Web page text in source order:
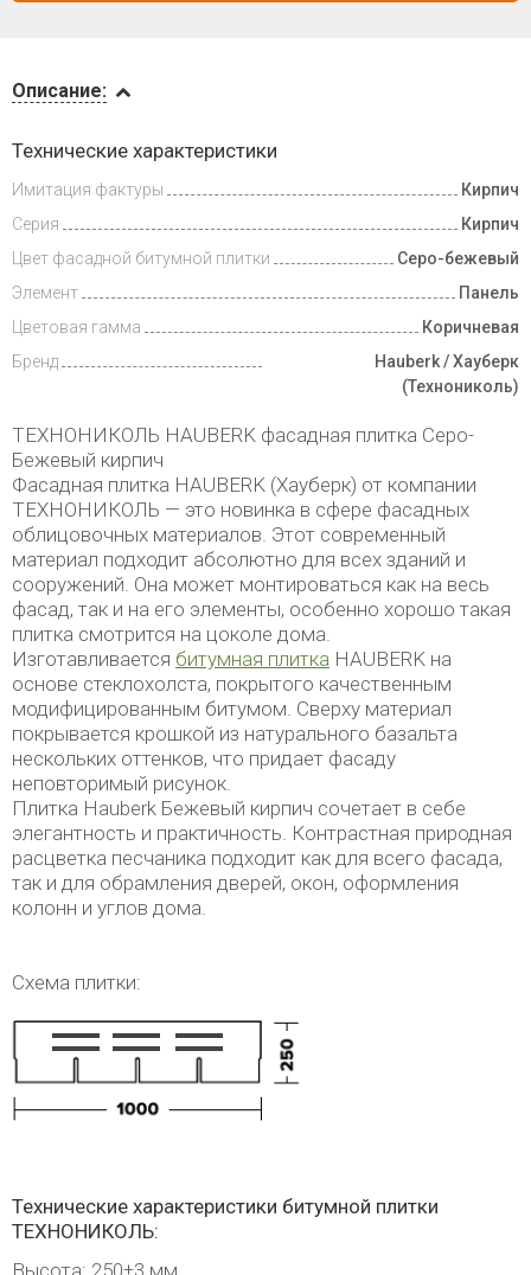
Видеообзоры
Доставка
Описание:
Технические характеристики
Имитация фактуры
Кирпич
Серия
Кирпич
Цвет фасадной битумной плитки
Серо-бежевый
Элемент
Панель
Цветовая гамма
Коричневая
Бренд
Hauberk / Хауберк
(Технониколь)
ТЕХНОНИКОЛЬ HAUBERK фасадная плитка Серо-
Бежевый кирпич
Фасадная плитка HAUBERK (Хауберк) от компании
ТЕХНОНИКОЛЬ — это новинка в сфере фасадных
облицовочных материалов. Этот современный
материал подходит абсолютно для всех зданий и
сооружений. Она может монтироваться как на весь
фасад, так и на его элементы, особенно хорошо такая
плитка смотрится на цоколе дома.
Изготавливается битумная плитка HAUBERK на
основе стеклохолста, покрытого качественным
модифицированным битумом. Сверху материал
покрывается крошкой из натурального базальта
нескольких оттенков, что придает фасаду
неповторимый рисунок.
Плитка Hauberk Бежевый кирпич сочетает в себе
элегантность и практичность. Контрастная природная
расцветка песчаника подходит как для всего фасада,
так и для обрамления дверей, окон, оформления
колонн и углов дома.
Схема плитки:
Технические характеристики битумной плитки
ТЕХНОНИКОЛЬ:
Высота: 250±3 мм